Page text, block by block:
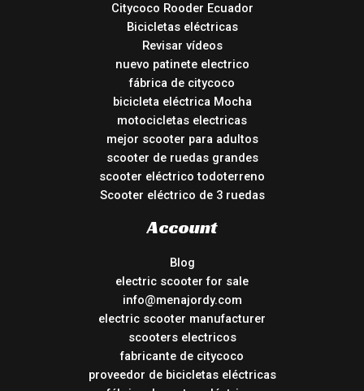
Citycoco Rooder Ecuador
Bicicletas eléctricas
Revisar vídeos
nuevo patinete electrico
fábrica de citycoco
bicicleta eléctrica Mocha
motocicletas electricas
mejor scooter para adultos
scooter de ruedas grandes
scooter eléctrico todoterreno
Scooter eléctrico de 3 ruedas
Account
Blog
electric scooter for sale
info@menajordy.com
electric scooter manufacturer
scooters electricos
fabricante de citycoco
proveedor de bicicletas eléctricas